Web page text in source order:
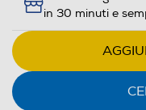
in 30 minuti e